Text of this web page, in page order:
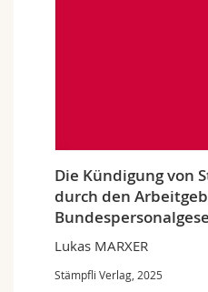
Die Kündigung von
durch den
Lukas MARXER
Stämpfli Verlag, 2025